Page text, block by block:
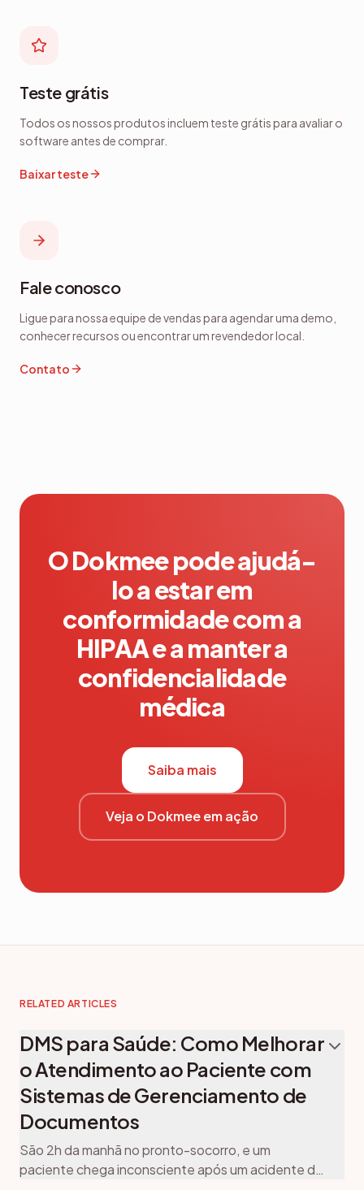
Teste grátis
Todos os nossos produtos incluem teste grátis para avaliar o
software antes de comprar.
Baixar teste
Fale conosco
Ligue para nossa equipe de vendas para agendar uma demo,
conhecer recursos ou encontrar um revendedor local.
Contato
O Dokmee pode ajudá-
lo a estar em
conformidade com a
HIPAA e a manter a
confidencialidade
médica
Saiba mais
Veja o Dokmee em ação
RELATED ARTICLES
DMS para Saúde: Como Melhorar
o Atendimento ao Paciente com
Sistemas de Gerenciamento de
Documentos
São 2h da manhã no pronto-socorro, e um
paciente chega inconsciente após um acidente de